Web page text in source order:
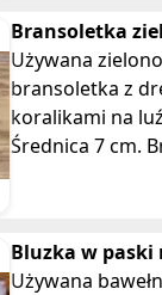
Bransoletka
drewnianych
Używana
bransoletka z
koralikami na
Średnica 7 cm.
Bluzka w
kwiatami
Używana